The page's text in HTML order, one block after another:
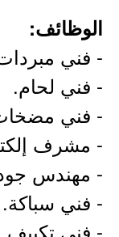
الوظائف:
- فني
- فني لحام.
- فني
- مشرف
- مهندس
- فني سباكة.
- فني تكييف